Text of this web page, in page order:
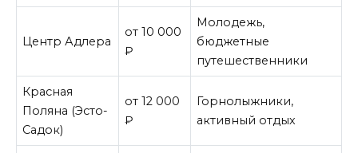
Центр Адлера
от 10 000
₽
Молодежь,
бюджетные
путешественники
Красная
Поляна (Эсто-
Садок)
от 12 000
₽
Горнолыжники,
активный отдых